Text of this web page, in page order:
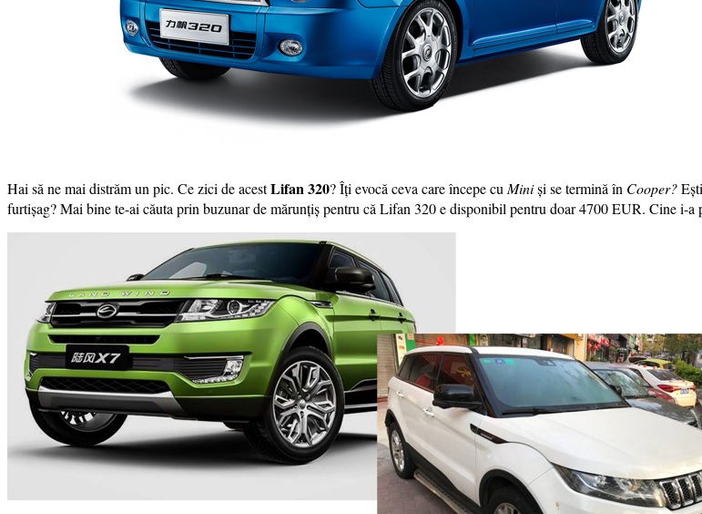
Hai să ne mai distrăm un pic. Ce zici de acestLifan 320? Îți evocă ceva care începe cu Miniși se termină în Cooper?
furtișag? Mai bine te-ai căuta prin buzunar de mărunțiș pentru că Lifan 320 e disponibil pentru doar 4700 EUR. Cine i-a